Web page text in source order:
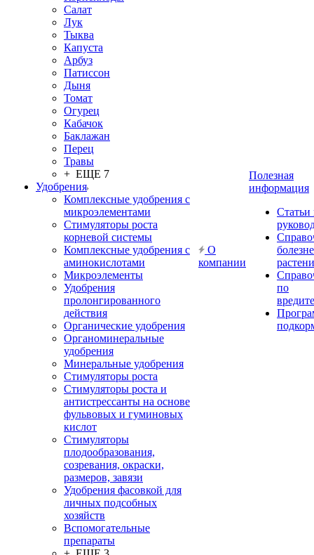
Салат
Лук
Тыква
Капуста
Арбуз
Патиссон
Дыня
Томат
Огурец
Кабачок
Баклажан
Перец
Травы
+ ЕЩЕ 7
Удобрения
Комплексные удобрения с
микроэлементами
Стимуляторы роста
корневой системы
Комплексные удобрения с
аминокислотами
Микроэлементы
Удобрения
пролонгированного
действия
Органические удобрения
Органоминеральные
удобрения
Минеральные удобрения
Стимуляторы роста
Стимуляторы роста и
антистрессанты на основе
фульвовых и гуминовых
кислот
Стимуляторы
плодообразования,
созревания, окраски,
размеров, завязи
Удобрения фасовкой для
личных подсобных
хозяйств
Вспомогательные
препараты
О
компании
Полезная
информация
Статьи
по